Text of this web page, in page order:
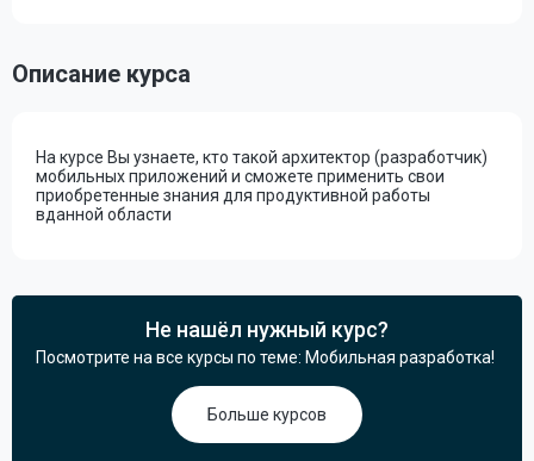
Описание курса
На курсе Вы узнаете, кто такой архитектор (разработчик)
мобильных приложений и сможете применить свои
приобретенные знания для продуктивной работы
вданной области
Не нашёл нужный курс?
Посмотрите на все курсы по теме: Мобильная разработка!
Больше курсов